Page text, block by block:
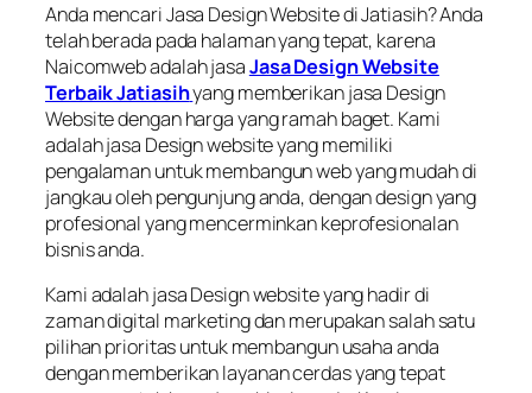
Anda mencari Jasa Design Website di Jatiasih? Anda
telah berada pada halaman yang tepat, karena
Naicomweb adalah jasaJasa Design Website
Terbaik Jatiasihyang memberikan jasa Design
Website dengan harga yang ramah baget. Kami
adalah jasa Design website yang memiliki
pengalaman untuk membangun web yang mudah di
jangkau oleh pengunjung anda, dengan design yang
profesional yang mencerminkan keprofesionalan
bisnis anda.
Kami adalah jasa Design website yang hadir di
zaman digital marketing dan merupakan salah satu
pilihan prioritas untuk membangun usaha anda
dengan memberikan layanan cerdas yang tepat